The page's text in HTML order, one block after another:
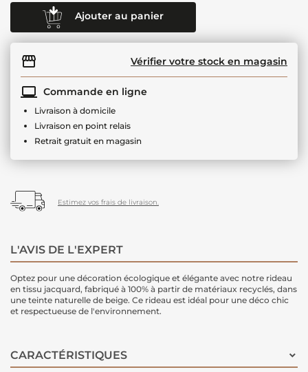
Ajouter au panier
Vérifier votre stock en magasin
Commande en ligne
Livraison à domicile
Livraison en point relais
Retrait gratuit en magasin
Estimez vos frais de livraison.
L'AVIS DE L'EXPERT
Optez pour une décoration écologique et élégante avec notre rideau
en tissu jacquard, fabriqué à 100% à partir de matériaux recyclés, dans
une teinte naturelle de beige. Ce rideau est idéal pour une déco chic
et respectueuse de l'environnement.
CARACTÉRISTIQUES